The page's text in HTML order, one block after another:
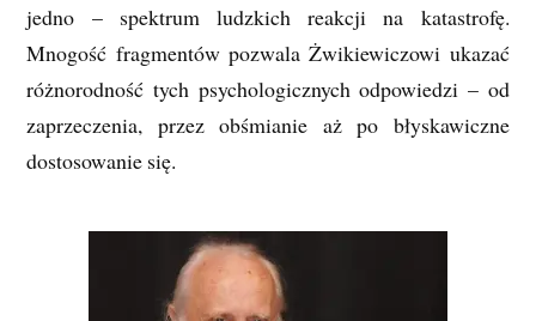
jedno – spektrum ludzkich reakcji na katastrofę.
Mnogość fragmentów pozwala Żwikiewiczowi ukazać
różnorodność tych psychologicznych odpowiedzi – od
zaprzeczenia, przez obśmianie aż po błyskawiczne
dostosowanie się.